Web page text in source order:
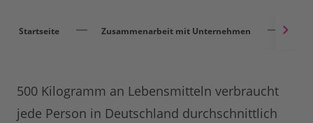
Startseite Zusammenarbeit mit Unternehmen
500 Kilogramm an Lebensmitteln verbraucht
jede Person in Deutschland durchschnittlich